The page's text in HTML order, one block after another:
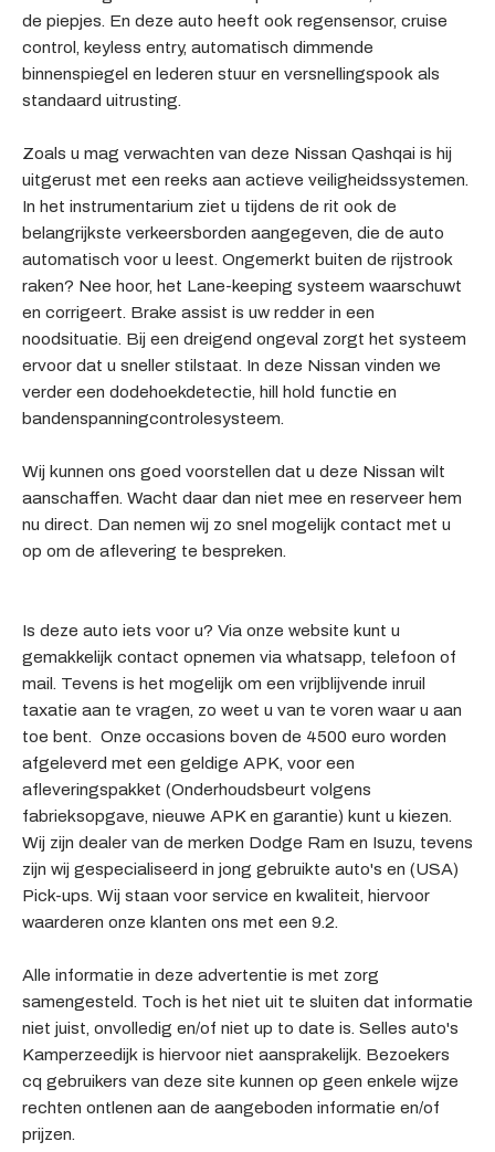
de piepjes. En deze auto heeft ook regensensor, cruise
control, keyless entry, automatisch dimmende
binnenspiegel en lederen stuur en versnellingspook als
standaard uitrusting.
Zoals u mag verwachten van deze Nissan Qashqai is hij
uitgerust met een reeks aan actieve veiligheidssystemen.
In het instrumentarium ziet u tijdens de rit ook de
belangrijkste verkeersborden aangegeven, die de auto
automatisch voor u leest. Ongemerkt buiten de rijstrook
raken? Nee hoor, het Lane-keeping systeem waarschuwt
en corrigeert. Brake assist is uw redder in een
noodsituatie. Bij een dreigend ongeval zorgt het systeem
ervoor dat u sneller stilstaat. In deze Nissan vinden we
verder een dodehoekdetectie, hill hold functie en
bandenspanningcontrolesysteem.
Wij kunnen ons goed voorstellen dat u deze Nissan wilt
aanschaffen. Wacht daar dan niet mee en reserveer hem
nu direct. Dan nemen wij zo snel mogelijk contact met u
op om de aflevering te bespreken.
Is deze auto iets voor u? Via onze website kunt u
gemakkelijk contact opnemen via whatsapp, telefoon of
mail. Tevens is het mogelijk om een vrijblijvende inruil
taxatie aan te vragen, zo weet u van te voren waar u aan
toe bent. Onze occasions boven de 4500 euro worden
afgeleverd met een geldige APK, voor een
afleveringspakket (Onderhoudsbeurt volgens
fabrieksopgave, nieuwe APK en garantie) kunt u kiezen.
Wij zijn dealer van de merken Dodge Ram en Isuzu, tevens
zijn wij gespecialiseerd in jong gebruikte auto's en (USA)
Pick-ups. Wij staan voor service en kwaliteit, hiervoor
waarderen onze klanten ons met een 9.2.
Alle informatie in deze advertentie is met zorg
samengesteld. Toch is het niet uit te sluiten dat informatie
niet juist, onvolledig en/of niet up to date is. Selles auto's
Kamperzeedijk is hiervoor niet aansprakelijk. Bezoekers
cq gebruikers van deze site kunnen op geen enkele wijze
rechten ontlenen aan de aangeboden informatie en/of
prijzen.